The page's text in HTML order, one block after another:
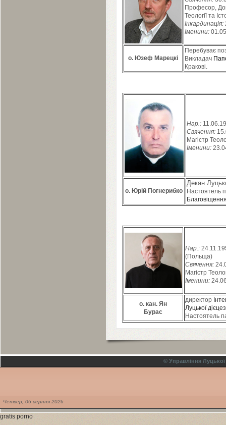
Професор,
Теології та
Інкардинація:
Іменини: 01.05
о. Юзеф Марецкі
Перебуває
Викладач
Кракові.
Нар.: 11.06.
Свячення: 15.
Магістр
Іменини: 23.
о. Юрій Погнерибко
Декан
Настоятель
Нар.: 24.11.
(Польща)
Свячення: 24.
Магістр
Іменини: 24.
о. кан.Ян
Бурас
директор
Луцької
Настоятель
© Управління Луцької
Четвер, 06 серпня 2026
gratis porno